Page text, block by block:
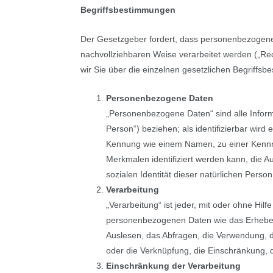
Begriffsbestimmungen
Der Gesetzgeber fordert, dass
nachvollziehbaren Weise verarbeitet werden
wir Sie über die einzelnen gesetzlichen
Personenbezogene Daten
„Personenbezogene Daten“ sind alle
Person“) beziehen; als identifizierbar
Kennung wie einem Namen, zu einer
Merkmalen identifiziert werden kann, die
sozialen Identität dieser natürlichen
Verarbeitung
„Verarbeitung“ ist jeder, mit oder ohne
personenbezogenen Daten wie das
Auslesen, das Abfragen, die
oder die Verknüpfung, die Einschränkung,
Einschränkung der Verarbeitung